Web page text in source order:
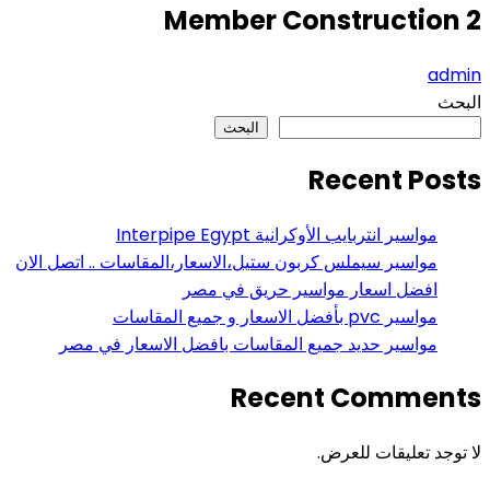
Member Construction 2
admin
البحث
البحث
Recent Posts
مواسير انتربايب الأوكرانية Interpipe Egypt
مواسير سيملس كربون ستيل،الاسعار،المقاسات .. اتصل الان
افضل اسعار مواسير حريق في مصر
مواسير pvc بأفضل الاسعار و جميع المقاسات
مواسير حديد جميع المقاسات بافضل الاسعار في مصر
Recent Comments
لا توجد تعليقات للعرض.